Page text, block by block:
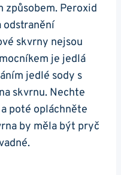
Peroxid
odstranění
skvrny nejsou
je jedlá
jedlé sody s
skvrnu. Nechte⁢
poté ⁢opláchněte
by měla být pryč